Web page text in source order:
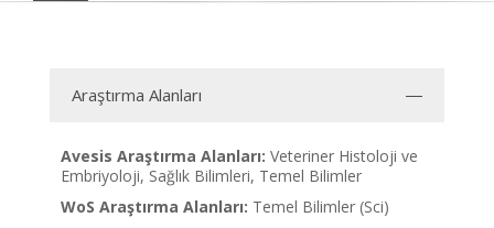
Araştırma Alanları
Avesis Araştırma Alanları: Veteriner Histoloji ve
Embriyoloji, Sağlık Bilimleri, Temel Bilimler
WoS Araştırma Alanları: Temel Bilimler (Sci)